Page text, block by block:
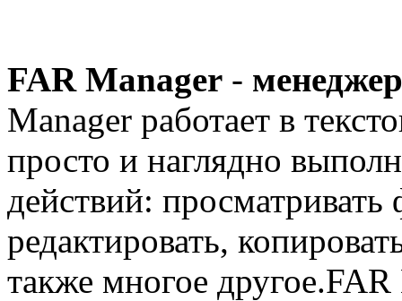
FAR Manager -
Manager работает в
просто и наглядно
действий: просматривать
редактировать,
также многое